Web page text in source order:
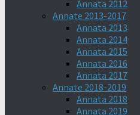
Annata 2012
Annate 2013-2017
Annata 2013
Annata 2014
Annata 2015
Annata 2016
Annata 2017
Annate 2018-2019
Annata 2018
Annata 2019